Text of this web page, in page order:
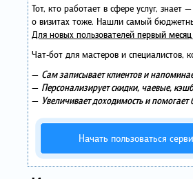
Тот, кто работает в сфере услуг,
о визитах тоже. Нашли самый
Для новых пользователей первый
Чат-бот для мастеров и специалистов,
— Сам записывает клиентов и
— Персонализирует скидки, чаевые,
— Увеличивает доходимость и
Начать пользоваться